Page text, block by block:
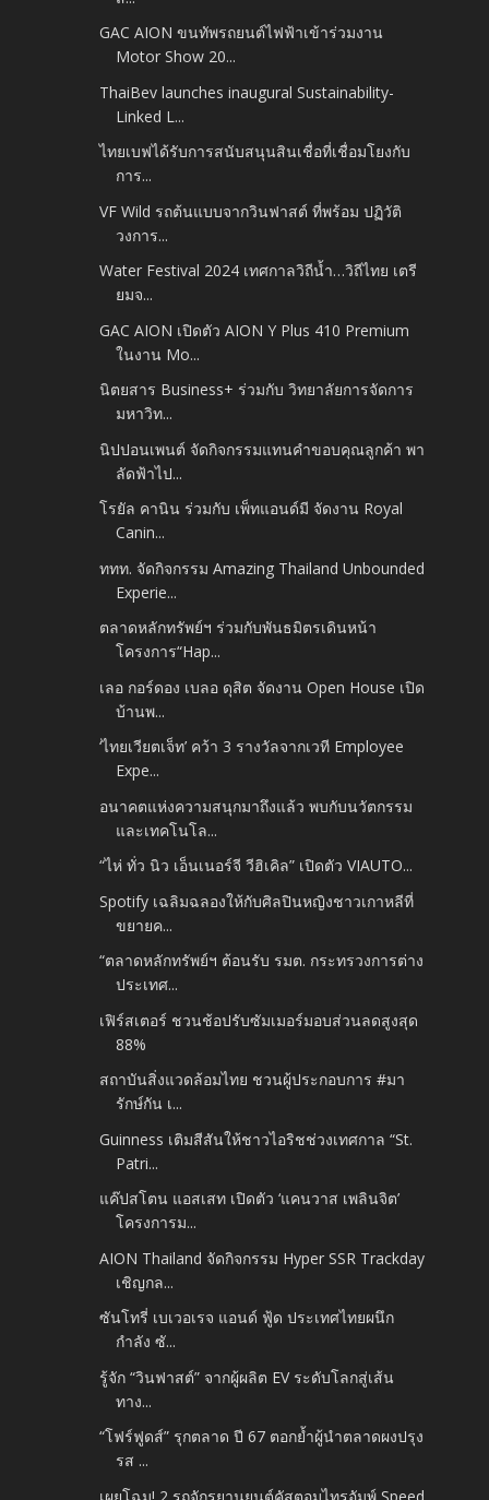
GAC AION ขนทัพรถยนต์ไฟฟ้าเข้าร่วมงาน
Motor Show 20...
ThaiBev launches inaugural Sustainability-
Linked L...
ไทยเบฟได้รับการสนับสนุนสินเชื่อที่เชื่อมโยงกับ
การ...
VF Wild รถต้นแบบจากวินฟาสต์ ที่พร้อม ปฏิวัติ
วงการ...
Water Festival 2024 เทศกาลวิถีน้ำ…วิถีไทย เตรี
ยมจ...
GAC AION เปิดตัว AION Y Plus 410 Premium
ในงาน Mo...
นิตยสาร Business+ ร่วมกับ วิทยาลัยการจัดการ
มหาวิท...
นิปปอนเพนต์ จัดกิจกรรมแทนคำขอบคุณลูกค้า พา
ลัดฟ้าไป...
โรยัล คานิน ร่วมกับ เพ็ทแอนด์มี จัดงาน Royal
Canin...
ททท. จัดกิจกรรม Amazing Thailand Unbounded
Experie...
ตลาดหลักทรัพย์ฯ ร่วมกับพันธมิตรเดินหน้า
โครงการ“Hap...
เลอ กอร์ดอง เบลอ ดุสิต จัดงาน Open House เปิด
บ้านพ...
‘ไทยเวียตเจ็ท’ คว้า 3 รางวัลจากเวที Employee
Expe...
อนาคตแห่งความสนุกมาถึงแล้ว พบกับนวัตกรรม
และเทคโนโล...
“ไห่ ทั่ว นิว เอ็นเนอร์จี วีฮิเคิล” เปิดตัว VIAUTO...
Spotify เฉลิมฉลองให้กับศิลปินหญิงชาวเกาหลีที่
ขยายค...
“ตลาดหลักทรัพย์ฯ ต้อนรับ รมต. กระทรวงการต่าง
ประเทศ...
เฟิร์สเตอร์ ชวนช้อปรับซัมเมอร์มอบส่วนลดสูงสุด
88%
สถาบันสิ่งแวดล้อมไทย ชวนผู้ประกอบการ #มา
รักษ์กัน เ...
Guinness เติมสีสันให้ชาวไอริชช่วงเทศกาล “St.
Patri...
แค๊ปสโตน แอสเสท เปิดตัว ‘แคนวาส เพลินจิต’
โครงการม...
AION Thailand จัดกิจกรรม Hyper SSR Trackday
เชิญกล...
ซันโทรี่ เบเวอเรจ แอนด์ ฟู้ด ประเทศไทยผนึก
กำลัง ซั...
รู้จัก “วินฟาสต์” จากผู้ผลิต EV ระดับโลกสู่เส้น
ทาง...
“โฟร์ฟูดส์” รุกตลาด ปี 67 ตอกย้ำผู้นำตลาดผงปรุง
รส ...